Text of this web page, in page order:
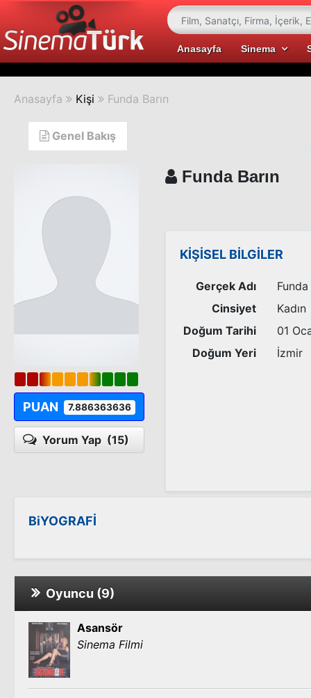
Anasayfa Sinema
Anasayfa Kişi Funda Barın
Genel Bakış
PUAN 7.886363636
Yorum Yap (15)
Funda Barın
KİŞİSEL BİLGİLER
Gerçek Adı
Funda
Cinsiyet
Kadın
Doğum Tarihi
01
Doğum Yeri
İzmir
BiYOGRAFİ
Oyuncu (9)
Asansör
Sinema Filmi